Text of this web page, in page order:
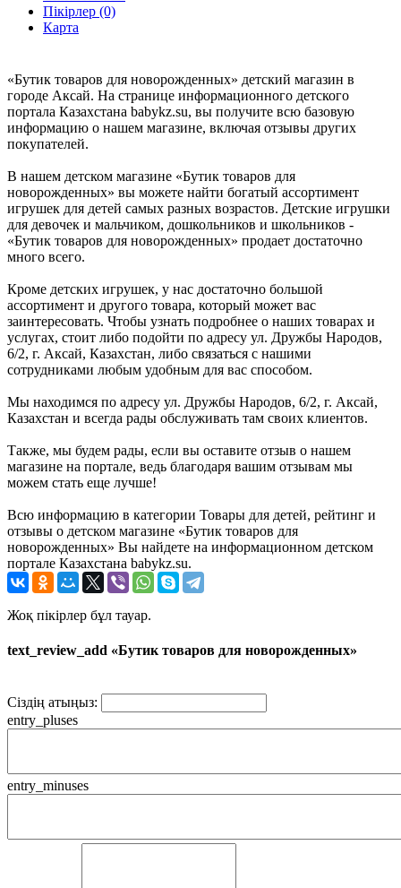
Пікірлер (0)
Карта
«Бутик товаров для новорожденных» детский магазин в
городе Аксай. На странице информационного детского
портала Казахстана babykz.su, вы получите всю базовую
информацию о нашем магазине, включая отзывы других
покупателей.
В нашем детском магазине «Бутик товаров для
новорожденных» вы можете найти богатый ассортимент
игрушек для детей самых разных возрастов. Детские игрушки
для девочек и мальчиком, дошкольников и школьников -
«Бутик товаров для новорожденных» продает достаточно
много всего.
Кроме детских игрушек, у нас достаточно большой
ассортимент и другого товара, который может вас
заинтересовать. Чтобы узнать подробнее о наших товарах и
услугах, стоит либо подойти по адресу ул. Дружбы Народов,
6/2, г. Аксай, Казахстан, либо связаться с нашими
сотрудниками любым удобным для вас способом.
Мы находимся по адресу ул. Дружбы Народов, 6/2, г. Аксай,
Казахстан и всегда рады обслуживать там своих клиентов.
Также, мы будем рады, если вы оставите отзыв о нашем
магазине на портале, ведь благодаря вашим отзывам мы
можем стать еще лучше!
Всю информацию в категории Товары для детей, рейтинг и
отзывы о детском магазине «Бутик товаров для
новорожденных» Вы найдете на информационном детском
портале Казахстана babykz.su.
Жоқ пікірлер бұл тауар.
text_review_add «Бутик товаров для новорожденных»
Сіздің атыңыз:
entry_pluses
entry_minuses